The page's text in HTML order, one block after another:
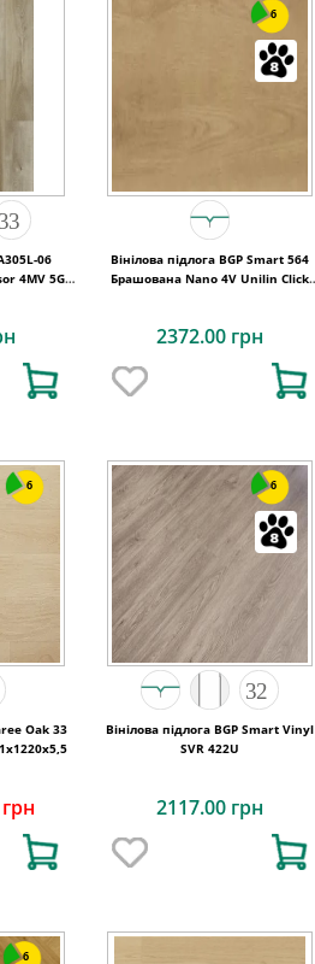
06
4MV 5G
6
Вінілова підлога BGP Smart 564
Брашована Nano 4V Unilin Click
2372.00 грн
6 6
Вінілова підлога BGP Smart Vinyl
SVR 422U
2117.00 грн
6